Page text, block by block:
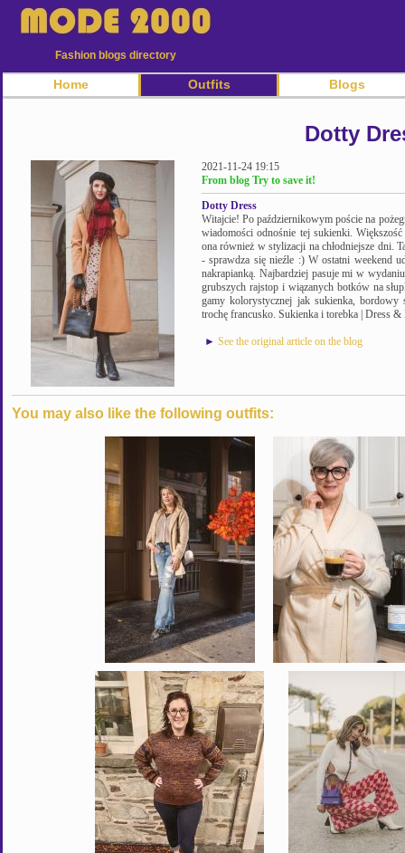
Fashion blogs directory
Home Outfits Blogs
Dotty
2021-11-24 19:15
From blog Try to save it!
Dotty Dress
Witajcie! Po październikowym poście na
wiadomości odnośnie tej sukienki.
ona również w stylizacji na chłodniejsze dni.
- sprawdza się nieźle :) W ostatni weekend
nakrapianką. Najbardziej pasuje mi w
grubszych rajstop i wiązanych botków na
gamy kolorystycznej jak sukienka,
trochę francusko. Sukienka i torebka | Dress &
► See the original article on the blog
You may also like the following outfits: